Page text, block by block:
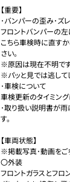
【重要】
･バンパーの歪み･ズ
フロントバンパーの
こちら車検時に直す
さい。
※原因は現在不明です
※パッと見では逃して
･車検について
車検更新のタイミング
･取り扱い説明書が雨
す。
【車両状態】
※掲載写真･動画をご
〇外装
フロントガラスとフロ